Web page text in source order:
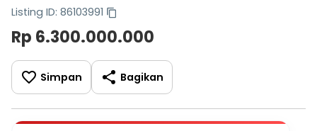
Listing ID: 86103991
Rp 6.300.000.000
Simpan Bagikan